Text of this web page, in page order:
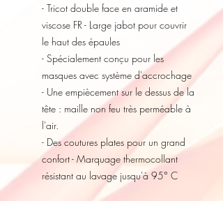
- Tricot double face en aramide et
viscose FR - Large jabot pour couvrir
le haut des épaules
- Spécialement conçu pour les
masques avec système d'accrochage
- Une empiècement sur le dessus de la
tête : maille non feu très perméable à
l'air.
- Des coutures plates pour un grand
confort - Marquage thermocollant
résistant au lavage jusqu'à 95° C